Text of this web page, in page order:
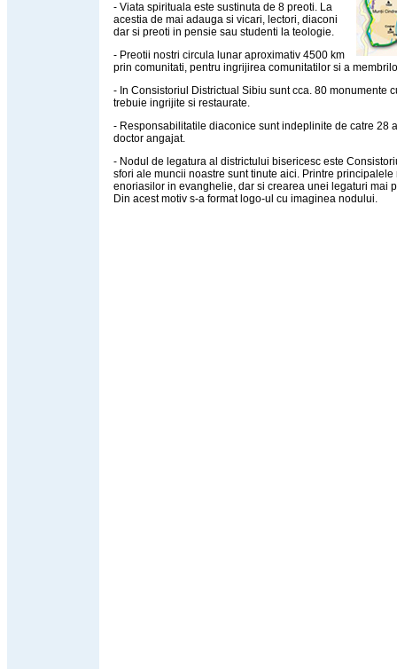
- Viata spirituala este sustinuta de 8 preoti. La
acestia de mai adauga si vicari, lectori, diaconi
dar si preoti in pensie sau studenti la teologie.
- Preotii nostri circula lunar aproximativ 4500 km
prin comunitati, pentru ingrijirea comunitatilor si a
- In Consistoriul Districtual Sibiu sunt cca. 80 monumente
trebuie ingrijite si restaurate.
- Responsabilitatile diaconice sunt indeplinite de catre 28
doctor angajat.
- Nodul de legatura al districtului bisericesc este
sfori ale muncii noastre sunt tinute aici. Printre
enoriasilor in evanghelie, dar si crearea unei legaturi mai
Din acest motiv s-a format logo-ul cu imaginea nodului.